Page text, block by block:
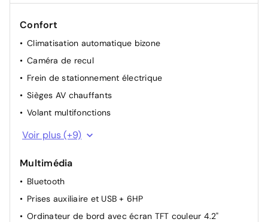
Confort
Climatisation automatique bizone
Caméra de recul
Frein de stationnement électrique
Sièges AV chauffants
Volant multifonctions
Vitres AV/AR électriques
de démarrage sans clé "Smart Entry & Start"
Direction assistée (EPS)
Support lombaire du siège conducteur (électrique)
Volant réglable en hauteur et en profondeur
Voir plus (+9)
Multimédia
Bluetooth
Prises auxiliaire et USB + 6HP
Ordinateur de bord avec écran TFT couleur 4.2"